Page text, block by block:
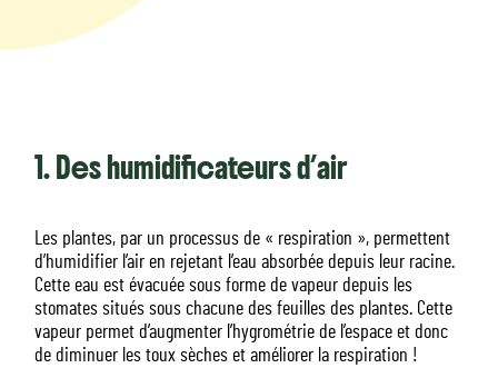
1. Des humidificateurs d’air
Les plantes, par un processus de « respiration », permettent
d’humidifier l’air en rejetant l’eau absorbée depuis leur racine.
Cette eau est évacuée sous forme de vapeur depuis les
stomates situés sous chacune des feuilles des plantes. Cette
vapeur permet d’augmenter l’hygrométrie de l’espace et donc
de diminuer les toux sèches et améliorer la respiration !